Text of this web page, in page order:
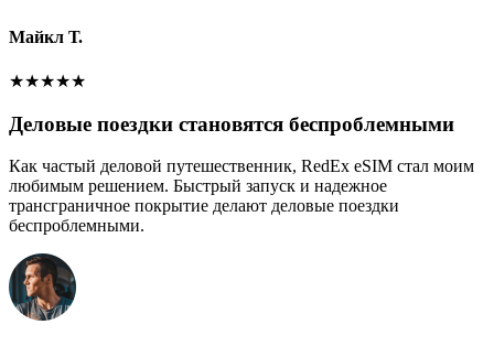
Майкл Т.
★★★★★
Деловые поездки становятся беспроблемными
Как частый деловой путешественник, RedEx eSIM стал моим
любимым решением. Быстрый запуск и надежное
трансграничное покрытие делают деловые поездки
беспроблемными.